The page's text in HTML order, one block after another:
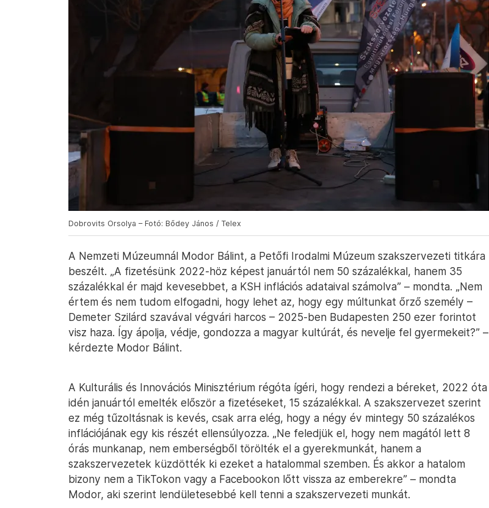
Dobrovits Orsolya – Fotó: Bődey János / Telex
A Nemzeti Múzeumnál Modor Bálint, a Petőfi Irodalmi Múzeum szakszervezeti titkára
beszélt. „A fizetésünk 2022-höz képest januártól nem 50 százalékkal, hanem 35
százalékkal ér majd kevesebbet, a KSH inflációs adataival számolva” – mondta. „Nem
értem és nem tudom elfogadni, hogy lehet az, hogy egy múltunkat őrző személy –
Demeter Szilárd szavával végvári harcos – 2025-ben Budapesten 250 ezer forintot
visz haza. Így ápolja, védje, gondozza a magyar kultúrát, és nevelje fel gyermekeit?” –
kérdezte Modor Bálint.
A Kulturális és Innovációs Minisztérium régóta ígéri, hogy rendezi a béreket, 2022 óta
idén januártól emelték először a fizetéseket, 15 százalékkal. A szakszervezet szerint
ez még tűzoltásnak is kevés, csak arra elég, hogy a négy év mintegy 50 százalékos
inflációjának egy kis részét ellensúlyozza. „Ne feledjük el, hogy nem magától lett 8
órás munkanap, nem emberségből törölték el a gyerekmunkát, hanem a
szakszervezetek küzdötték ki ezeket a hatalommal szemben. És akkor a hatalom
bizony nem a TikTokon vagy a Facebookon lőtt vissza az emberekre” – mondta
Modor, aki szerint lendületesebbé kell tenni a szakszervezeti munkát.